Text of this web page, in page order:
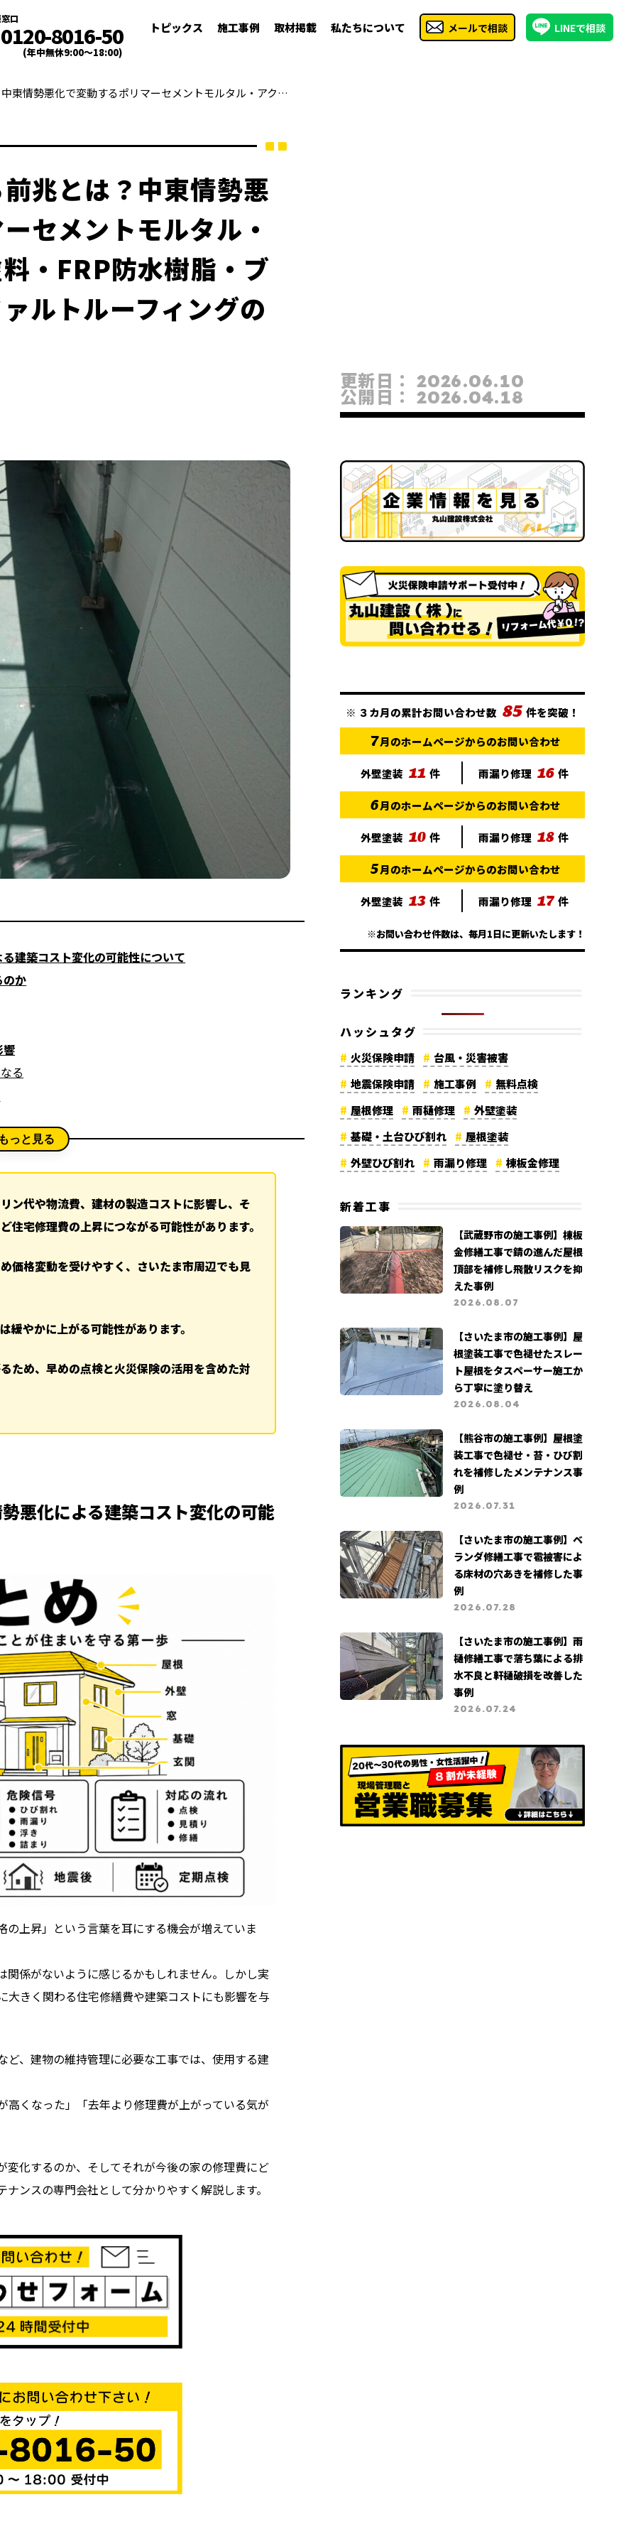
口
0120-8016-50
(年中無休9:00～18:00)
トピックス 施工事例 取材掲載 私たちについて メールで相談 LINEで相談
家の修理費が上がる前兆とは？中東情勢悪化で変動するポリマーセメントモルタル・アクリルシリコン塗料・FRP防水樹脂・ブチルテープ・アスファルトルーフィングの価格影響
兆とは？中東情勢悪
セメントモルタル・
・FRP防水樹脂・ブ
ルトルーフィングの
更新日：2026.06.10
公開日：2026.04.18
っと見る
建築コスト変化の可能性について
のか
響
る
ン代や物流費、建材の製造コストに影響し、そ
宅修理費の上昇につながる可能性があります。
価格変動を受けやすく、さいたま市周辺でも見
やかに上がる可能性があります。
ため、早めの点検と火災保険の活用を含めた対
悪化による建築コスト変化の可能
上昇」という言葉を耳にする機会が増えていま
係がないように感じるかもしれません。しかし実
きく関わる住宅修繕費や建築コストにも影響を与
、建物の維持管理に必要な工事では、使用する建
くなった」「去年より修理費が上がっている気が
化するのか、そしてそれが今後の家の修理費にど
ンスの専門会社として分かりやすく解説します。
※ ３カ月の累計お問い合わせ数 85 件を突破！
7月のホームページからのお問い合わせ
外壁塗装 11 件 雨漏り修理 16 件
6月のホームページからのお問い合わせ
外壁塗装 10 件 雨漏り修理 18 件
5月のホームページからのお問い合わせ
外壁塗装 13 件 雨漏り修理 17 件
※お問い合わせ件数は、毎月1日に更新いたします！
ランキング
ハッシュタグ
火災保険申請
台風・災害被害
地震保険申請
施工事例
無料点検
屋根修理
雨樋修理
外壁塗装
基礎・土台ひび割れ
屋根塗装
外壁ひび割れ
雨漏り修理
棟板金修理
外壁修理
メディア紹介
リフォーム費用
大規模修繕工事
高所調査
地震被害
よくある質問
カビ・苔被害
新着工事
【武蔵野市の施工事例】棟板
金修繕工事で錆の進んだ屋根
頂部を補修し飛散リスクを抑
えた事例
2026.08.07
【さいたま市の施工事例】屋
根塗装工事で色褪せたスレー
ト屋根をタスペーサー施工か
ら丁寧に塗り替え
2026.08.04
【熊谷市の施工事例】屋根塗
装工事で色褪せ・苔・ひび割
れを補修したメンテナンス事
例
2026.07.31
【さいたま市の施工事例】ベ
ランダ修繕工事で雹被害によ
る床材の穴あきを補修した事
例
2026.07.28
【さいたま市の施工事例】雨
樋修繕工事で落ち葉による排
水不良と軒樋破損を改善した
事例
2026.07.24